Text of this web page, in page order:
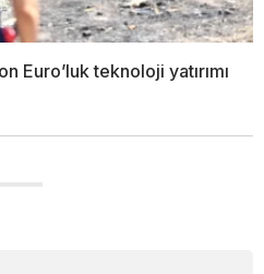
Euro’luk teknoloji yatırımı